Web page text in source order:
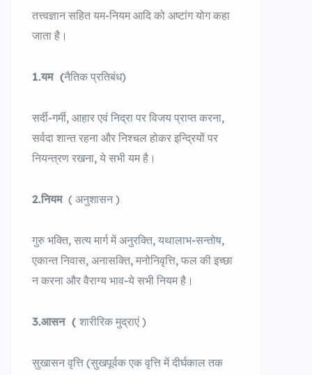
तत्त्वज्ञान सहित यम-नियम आदि को अष्टांग योग कहा
जाता है।
1.यम(नैतिक प्रतिबंध)
सर्दी-गर्मी, आहार एवं निद्रा पर विजय प्राप्त करना,
सर्वदा शान्त रहना और निश्चल होकर इन्द्रियों पर
नियन्त्रण रखना, ये सभी यम है।
2.नियम ( अनुशासन )
गुरु भक्ति, सत्य मार्ग में अनुरक्ति, यथालाभ-सन्तोष,
एकान्त निवास, अनासक्ति, मनोनिवृत्ति, फल की इच्छा
न करना और वैराग्य भाव-ये सभी नियम है।
3.आसन( शारीरिक मुद्राएं )
सुखासन वृत्ति (सुखपूर्वक एक वृत्ति में दीर्घकाल तक